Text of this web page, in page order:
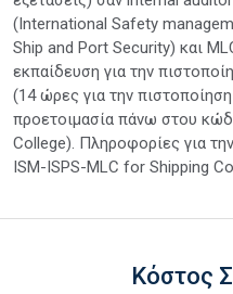
(International Safety
Ship and Port Security) και
εκπαίδευση για την
(14 ώρες για την
προετοιμασία πάνω στου
College). Πληροφορίες για
ISM-ISPS-MLC for Shipping
Κόστος